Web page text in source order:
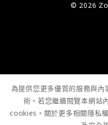
© 2026
為提供您更多優質的服務與
術。若您繼續閱覽本網站
cookies，關於更多相關隱私